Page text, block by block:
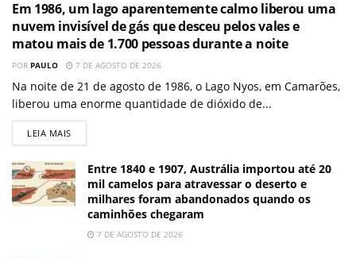
Em 1986, um lago aparentemente calmo liberou uma
nuvem invisível de gás que desceu pelos vales e
matou mais de 1.700 pessoas durante a noite
POR PAULO 7 DE AGOSTO DE 2026
Na noite de 21 de agosto de 1986, o Lago Nyos, em Camarões,
liberou uma enorme quantidade de dióxido de...
LEIA MAIS
Entre 1840 e 1907, Austrália importou até 20
mil camelos para atravessar o deserto e
milhares foram abandonados quando os
caminhões chegaram
7 DE AGOSTO DE 2026